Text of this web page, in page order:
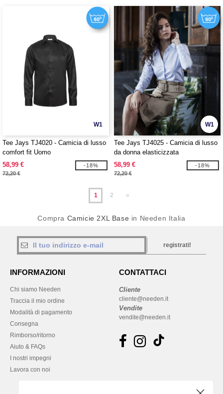
W1
Tee Jays TJ4020 - Camicia di lusso
comfort fit Uomo
58,99 €
72,20 €
-18%
W1
Tee Jays TJ4025 - Camicia di lusso
da donna elasticizzata
58,99 €
72,20 €
-18%
1 2 »
Compra Camicie 2XL Base in Needen Italia
registrati!
INFORMAZIONI
Chi siamo Needen
Traccia il mio ordine
Modalità di pagamento
Consegna
Rimborso/ritorno
Aiuto & FAQs
I nostri impegni
Lavora con noi
CONTATTACI
Cliente
cliente@needen.it
Vendite
vendite@needen.it